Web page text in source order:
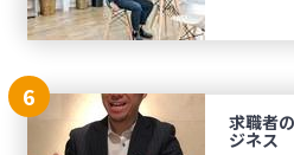
6
求職者
ジネス